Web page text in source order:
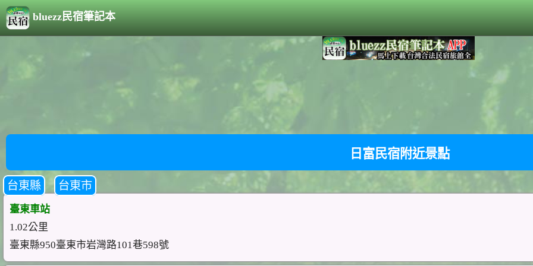
bluezz民宿筆記本
日富民宿附近景點
台東縣 台東市
臺東車站
1.02公里
臺東縣950臺東市岩灣路101巷598號